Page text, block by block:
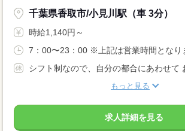
千葉県香取市/小見川駅（車 3分）
時給1,140円～
7：00〜23：00 ※上記は営業時間となり
シフト制なので、自分の都合にあわせて
もっと見る
求人詳細を見る